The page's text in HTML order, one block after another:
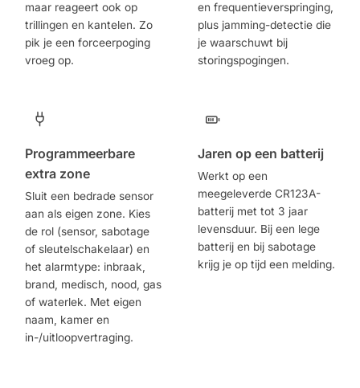
maar reageert ook op
trillingen en kantelen. Zo
pik je een forceerpoging
vroeg op.
en frequentieverspringing,
plus jamming-detectie die
je waarschuwt bij
storingspogingen.
Programmeerbare
extra zone
Sluit een bedrade sensor
aan als eigen zone. Kies
de rol (sensor, sabotage
of sleutelschakelaar) en
het alarmtype: inbraak,
brand, medisch, nood, gas
of waterlek. Met eigen
naam, kamer en
in-/uitloopvertraging.
Jaren op een batterij
Werkt op een
meegeleverde CR123A-
batterij met tot 3 jaar
levensduur. Bij een lege
batterij en bij sabotage
krijg je op tijd een melding.